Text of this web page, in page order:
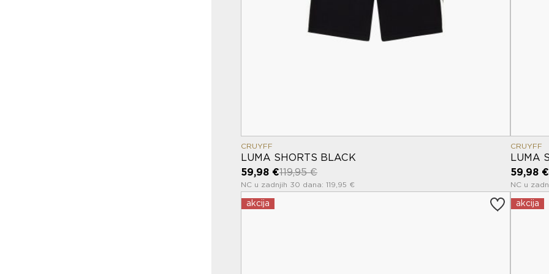
CRUYFF
LUMA SHORTS BLACK
59,98 €119,95 €
NC u zadnjih 30 dana: 119,95 €
CRUYFF
LUMA
59,98 €
NC u
akcija akcija